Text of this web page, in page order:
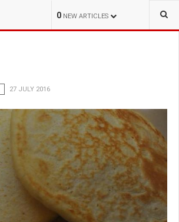
0 NEW ARTICLES
RECEPTEN
27 JULY 2016